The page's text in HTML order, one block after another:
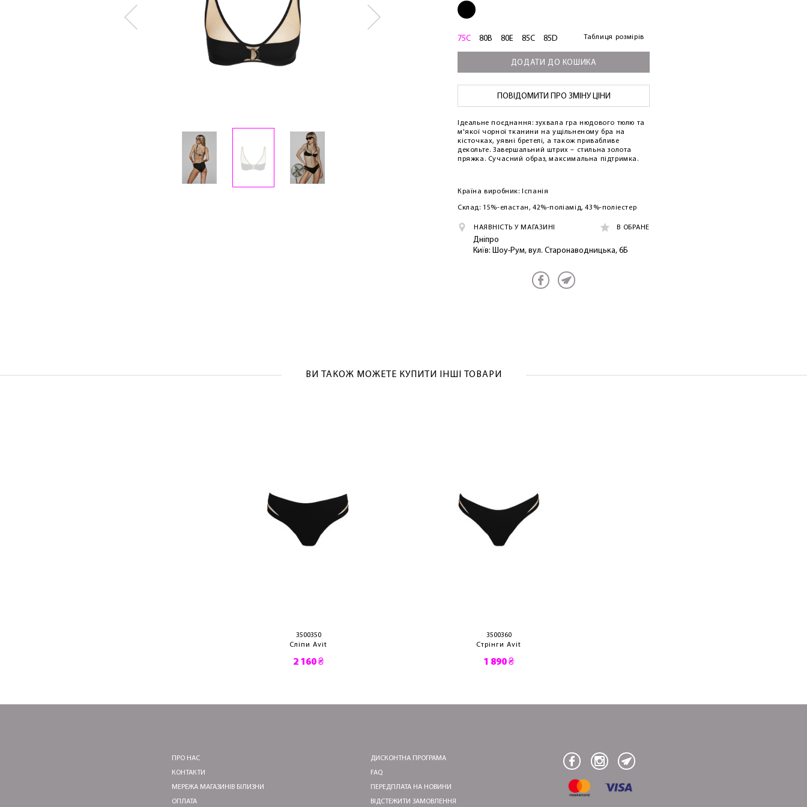
75C 80B 80E 85C 85D Таблиця розмірів
ДОДАТИ ДО КОШИКА
ПОВІДОМИТИ ПРО ЗМІНУ ЦІНИ
Ідеальне поєднання: зухвала гра нюдового тюлю та
м'якої чорної тканини на ущільненому бра на
кісточках, уявні бретелі, а також привабливе
декольте. Завершальний штрих – стильна золота
пряжка. Сучасний образ, максимальна підтримка.
Країна виробник: Іспанія
Склад: 15%-еластан, 42%-поліамід, 43%-поліестер
НАЯВНІСТЬ У МАГАЗИНІ В ОБРАНЕ
Дніпро
Київ: Шоу-Рум, вул. Старонаводницька, 6Б
ВИ ТАКОЖ МОЖЕТЕ КУПИТИ ІНШІ ТОВАРИ
3500350
Сліпи Avit
2 160 ₴
3500360
Стрінги Avit
1 890 ₴
ПРО НАС
КОНТАКТИ
МЕРЕЖА МАГАЗИНІВ БІЛИЗНИ
ОПЛАТА
ДИСКОНТНА ПРОГРАМА
FAQ
ПЕРЕДПЛАТА НА НОВИНИ
ВІДСТЕЖИТИ ЗАМОВЛЕННЯ